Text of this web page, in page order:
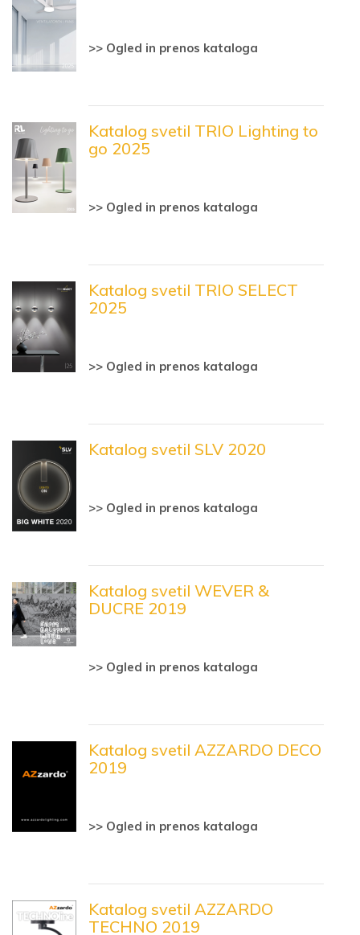
>> Ogled in prenos kataloga
Katalog svetil TRIO Lighting to
go 2025
>> Ogled in prenos kataloga
Katalog svetil TRIO SELECT
2025
>> Ogled in prenos kataloga
Katalog svetil SLV 2020
>> Ogled in prenos kataloga
Katalog svetil WEVER &
DUCRE 2019
>> Ogled in prenos kataloga
Katalog svetil AZZARDO DECO
2019
>> Ogled in prenos kataloga
Katalog svetil AZZARDO
TECHNO 2019